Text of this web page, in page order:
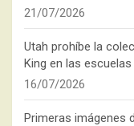
21/07/2026
Utah prohíbe la
King en las
16/07/2026
Primeras imágenes